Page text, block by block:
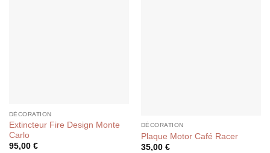
DÉCORATION
Extincteur Fire Design Monte
Carlo
95,00 €
DÉCORATION
Plaque Motor Café Racer
35,00 €